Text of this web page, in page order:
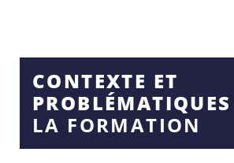
CONTEXTE ET
PROBLÉMATIQUES
LA FORMATION